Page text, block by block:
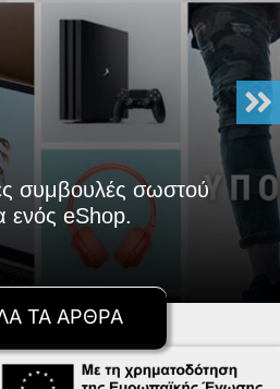
συμβουλές σωστού
ενός eShop.
ΤΑ ΑΡΘΡΑ